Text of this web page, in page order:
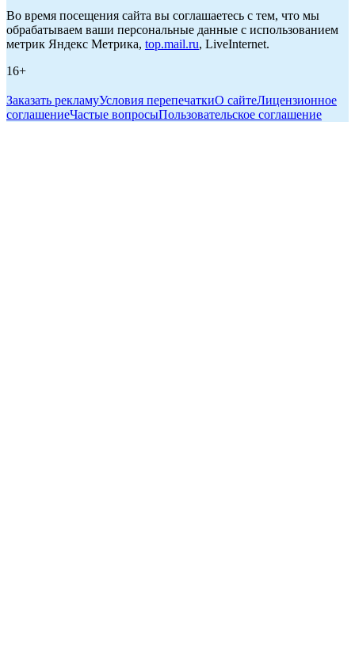
Во время посещения сайта вы соглашаетесь с тем, что мы
обрабатываем ваши персональные данные с использованием
метрик Яндекс Метрика, top.mail.ru, LiveInternet.
16+
Заказать рекламуУсловия перепечаткиО сайтеЛицензионное
соглашениеЧастые вопросыПользовательское соглашение